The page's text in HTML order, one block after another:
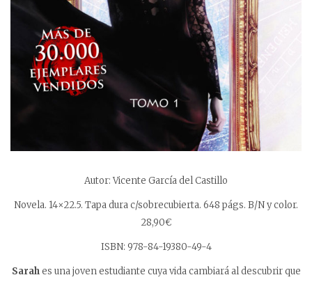
Autor: Vicente García del Castillo
Novela. 14×22.5. Tapa dura c/sobrecubierta. 648 págs. B/N y color.
28,90€
ISBN: 978-84-19380-49-4
Sarahes una joven estudiante cuya vida cambiará al descubrir que